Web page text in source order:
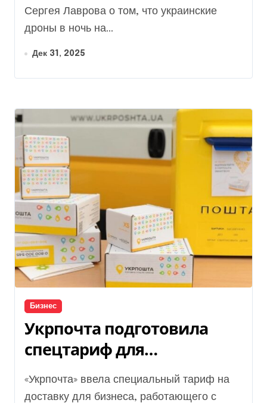
Сергея Лаврова о том, что украинские
дроны в ночь на...
Дек 31, 2025
Бизнес
Укрпочта подготовила
спецтариф для
пользователей KeyCRM
«Укрпочта» ввела специальный тариф на
доставку для бизнеса, работающего с